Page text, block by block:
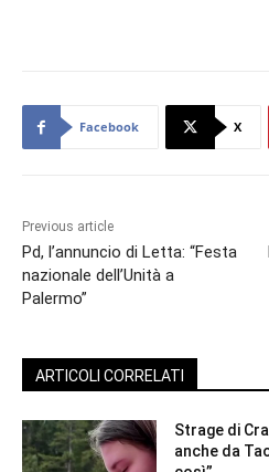
Facebook X
Previous article
Pd, l’annuncio di Letta: “Festa
nazionale dell’Unità a
Palermo”
ARTICOLI CORRELATI
Strage di
anche da